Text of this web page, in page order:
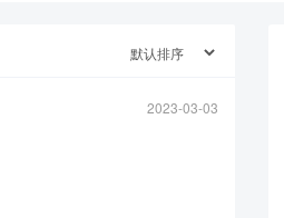
2023-03-03